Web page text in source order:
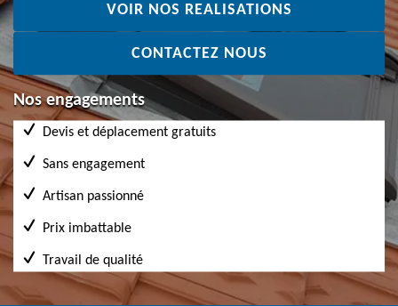
VOIR NOS REALISATIONS
CONTACTEZ NOUS
Nos engagements
Devis et déplacement gratuits
Sans engagement
Artisan passionné
Prix imbattable
Travail de qualité